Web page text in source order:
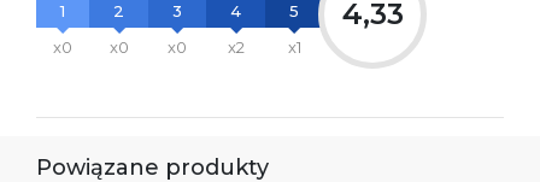
1
x0
2
x0
3
x0
4
x2
5
x1
4,33
Powiązane produkty